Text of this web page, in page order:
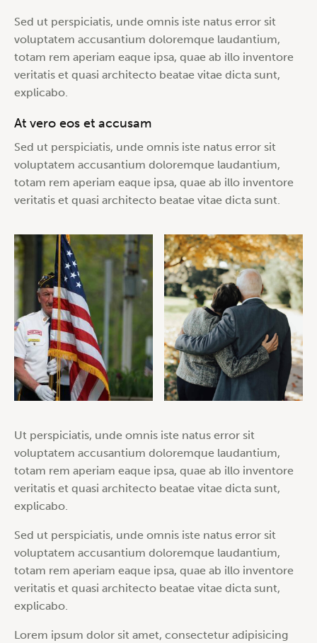
Sed ut perspiciatis, unde omnis iste natus error sit
voluptatem accusantium doloremque laudantium,
totam rem aperiam eaque ipsa, quae ab illo inventore
veritatis et quasi architecto beatae vitae dicta sunt,
explicabo.
At vero eos et accusam
Sed ut perspiciatis, unde omnis iste natus error sit
voluptatem accusantium doloremque laudantium,
totam rem aperiam eaque ipsa, quae ab illo inventore
veritatis et quasi architecto beatae vitae dicta sunt.
Ut perspiciatis, unde omnis iste natus error sit
voluptatem accusantium doloremque laudantium,
totam rem aperiam eaque ipsa, quae ab illo inventore
veritatis et quasi architecto beatae vitae dicta sunt,
explicabo.
Sed ut perspiciatis, unde omnis iste natus error sit
voluptatem accusantium doloremque laudantium,
totam rem aperiam eaque ipsa, quae ab illo inventore
veritatis et quasi architecto beatae vitae dicta sunt,
explicabo.
Lorem ipsum dolor sit amet, consectetur adipisicing